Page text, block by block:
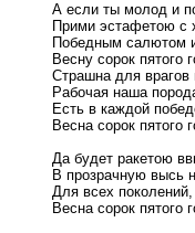
А если ты молод и
Прими эстафетою с
Победным салютом
Весну сорок пятого
Страшна для врагов
Рабочая наша
Есть в каждой
Весна сорок пятого
Да будет ракетою
В прозрачную высь
Для всех
Весна сорок пятого